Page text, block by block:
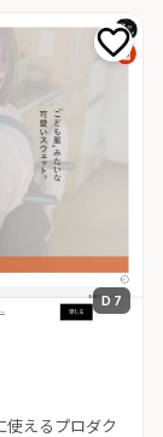
D 7
使えるプロダク